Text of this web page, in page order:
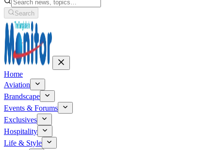
Search
Home
Aviation
Brandscape
Events & Forums
Exclusives
Hospitality
Life & Style